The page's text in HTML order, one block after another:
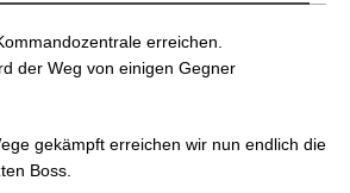
erreichen.
der Weg von einigen Gegner
gekämpft erreichen wir nun endlich die
Boss.